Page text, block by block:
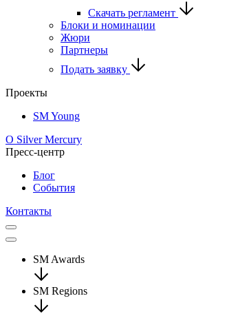
Скачать регламент
Блоки и номинации
Жюри
Партнеры
Подать заявку
Проекты
SM Young
О Silver Mercury
Пресс-центр
Блог
События
Контакты
SM Awards
SM Regions